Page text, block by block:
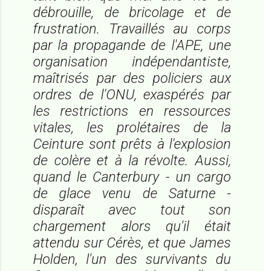
débrouille, de bricolage et de
frustration. Travaillés au corps
par la propagande de l'APE, une
organisation indépendantiste,
maîtrisés par des policiers aux
ordres de l'ONU, exaspérés par
les restrictions en ressources
vitales, les prolétaires de la
Ceinture sont prêts à l'explosion
de colère et à la révolte. Aussi,
quand le Canterbury- un cargo
de glace venu de Saturne -
disparaît avec tout son
chargement alors qu'il était
attendu sur Cérès, et que James
Holden, l'un des survivants du